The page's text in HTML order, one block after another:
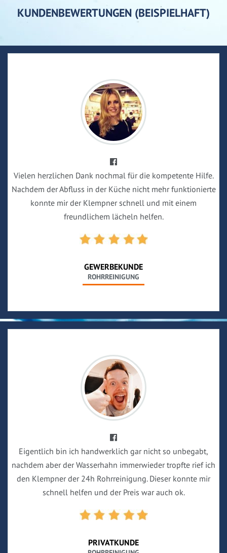
KUNDENBEWERTUNGEN (BEISPIELHAFT)
Vielen herzlichen Dank nochmal für die kompetente Hilfe.
Nachdem der Abfluss in der Küche nicht mehr funktionierte
konnte mir der Klempner schnell und mit einem
freundlichem lächeln helfen.
GEWERBEKUNDE
ROHRREINIGUNG
Eigentlich bin ich handwerklich gar nicht so unbegabt,
nachdem aber der Wasserhahn immerwieder tropfte rief ich
den Klempner der 24h Rohrreinigung. Dieser konnte mir
schnell helfen und der Preis war auch ok.
PRIVATKUNDE